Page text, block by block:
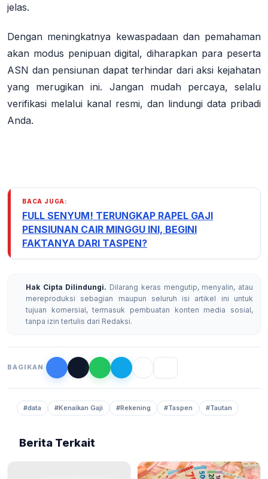
jelas.
Dengan meningkatnya kewaspadaan dan pemahaman
akan modus penipuan digital, diharapkan para peserta
ASN dan pensiunan dapat terhindar dari aksi kejahatan
yang merugikan ini. Jangan mudah percaya, selalu
verifikasi melalui kanal resmi, dan lindungi data pribadi
Anda.
BACA JUGA:
FULL SENYUM! TERUNGKAP RAPEL GAJI
PENSIUNAN CAIR MINGGU INI, BEGINI
FAKTANYA DARI TASPEN?
Hak Cipta Dilindungi. Dilarang keras mengutip, menyalin, atau
mereproduksi sebagian maupun seluruh isi artikel ini untuk
tujuan komersial, termasuk pembuatan konten media sosial,
tanpa izin tertulis dari Redaksi.
BAGIKAN
#data #Kenaikan Gaji #Rekening #Taspen #Tautan
Berita Terkait